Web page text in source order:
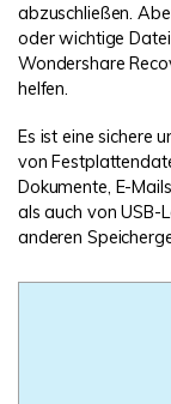
abzuschließen.
oder wichtige
Wondershare
helfen.
Es ist eine sichere
von
Dokumente, E-
als auch von USB-
anderen